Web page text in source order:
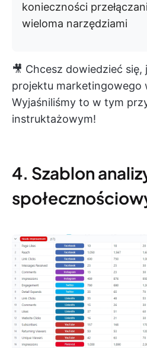
konieczności
wieloma narzędziami
🎥 Chcesz dowiedzieć
projektu marketingowego
Wyjaśniliśmy to w tym
instruktażowym!
4. Szablon